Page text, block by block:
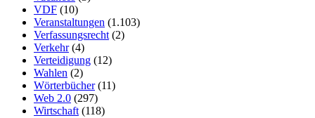
VDF (10)
Veranstaltungen (1.103)
Verfassungsrecht (2)
Verkehr(4)
Verteidigung (12)
Wahlen (2)
Wörterbücher(11)
Web 2.0 (297)
Wirtschaft (118)